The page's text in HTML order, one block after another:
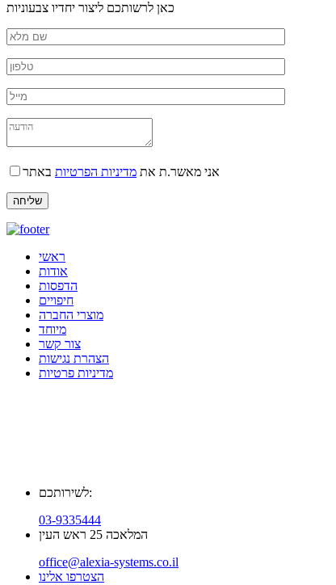
כאן לרשותכם ליצור יחדיו צבעוניות
אני מאשר.ת את מדיניות הפרטיות באתר
ראשי
אודות
הדפסות
חיפויים
מוצרי החברה
מיוחד
צור קשר
הצהרת נגישות
מדיניות פרטיות
לשירותכם:
03-9335444
המלאכה 25 ראש העין
office@alexia-systems.co.il
הצטרפו אלינו